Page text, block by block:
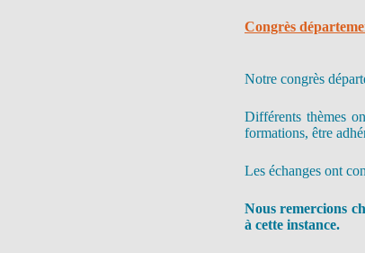
Congrès
Notre congrès
Différents thèmes
formations, être
Les échanges ont
Nous remercions
à cette instance.